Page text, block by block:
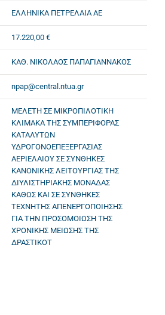
ΕΛΛΗΝΙΚΑ ΠΕΤΡΕΛΑΙΑ ΑΕ
17.220,00 €
ΚΑΘ. ΝΙΚΟΛΑΟΣ ΠΑΠΑΓΙΑΝΝΑΚΟΣ
npap@central.ntua.gr
ΜΕΛΕΤΗ ΣΕ ΜΙΚΡΟΠΙΛΟΤΙΚΗ
ΚΛΙΜΑΚΑ ΤΗΣ ΣΥΜΠΕΡΙΦΟΡΑΣ
ΚΑΤΑΛΥΤΩΝ
ΥΔΡΟΓΟΝΟΕΠΕΞΕΡΓΑΣΙΑΣ
ΑΕΡΙΕΛΑΙΟΥ ΣΕ ΣΥΝΘΗΚΕΣ
ΚΑΝΟΝΙΚΗΣ ΛΕΙΤΟΥΡΓΙΑΣ ΤΗΣ
ΔΙΥΛΙΣΤΗΡΙΑΚΗΣ ΜΟΝΑΔΑΣ
ΚΑΘΩΣ ΚΑΙ ΣΕ ΣΥΝΘΗΚΕΣ
ΤΕΧΝΗΤΗΣ ΑΠΕΝΕΡΓΟΠΟΙΗΣΗΣ
ΓΙΑ ΤΗΝ ΠΡΟΣΟΜΟΙΩΣΗ ΤΗΣ
ΧΡΟΝΙΚΗΣ ΜΕΙΩΣΗΣ ΤΗΣ
ΔΡΑΣΤΙΚΟΤ